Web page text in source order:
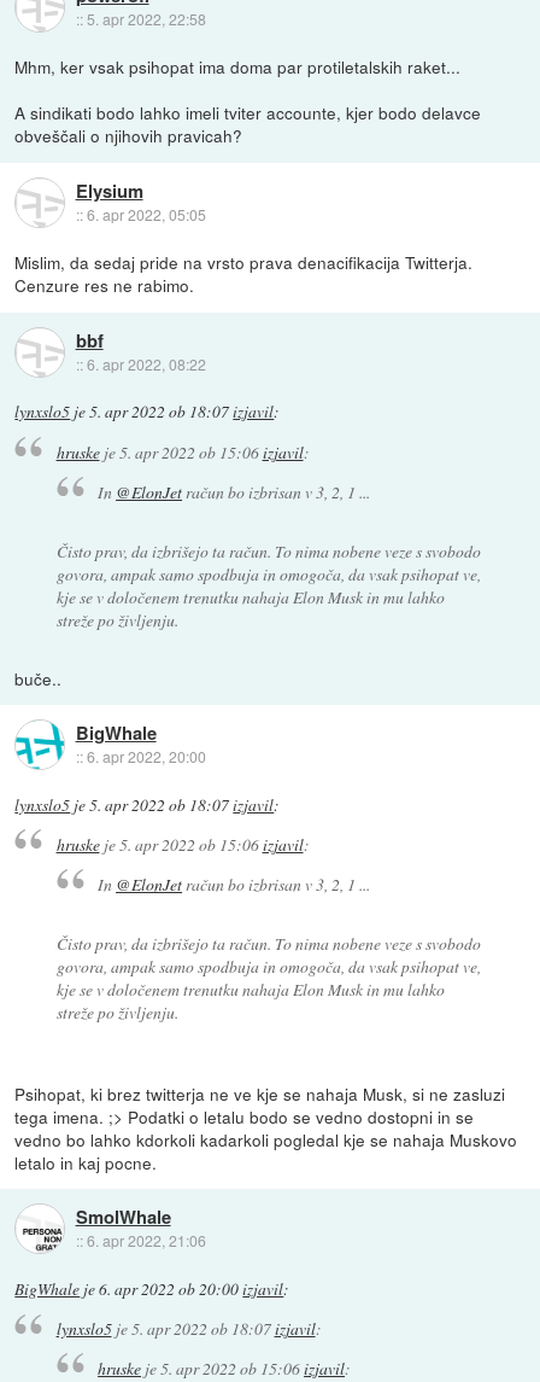
:: 5. apr 2022, 22:58
Mhm, ker vsak psihopat ima doma par protiletalskih raket...
A sindikati bodo lahko imeli tviter accounte, kjer bodo delavce
obveščali o njihovih pravicah?
Elysium
::6. apr 2022, 05:05
Mislim, da sedaj pride na vrsto prava denacifikacija Twitterja.
Cenzure res ne rabimo.
bbf
::6. apr 2022, 08:22
lynxslo5 je5. apr 2022 ob 18:07izjavil:
hruskeje5. apr 2022 ob 15:06izjavil:
In @ElonJet račun bo izbrisan v 3, 2, 1 ...
Čisto prav, da izbrišejo ta račun. To nima nobene veze s svobodo
govora, ampak samo spodbuja in omogoča, da vsak psihopat ve,
kje se v določenem trenutku nahaja Elon Musk in mu lahko
streže po življenju.
buče..
BigWhale
::6. apr 2022, 20:00
lynxslo5 je5. apr 2022 ob 18:07izjavil:
hruskeje5. apr 2022 ob 15:06izjavil:
In @ElonJetračun bo izbrisan v 3, 2, 1 ...
Čisto prav, da izbrišejo ta račun. To nima nobene veze s svobodo
govora, ampak samo spodbuja in omogoča, da vsak psihopat ve,
kje se v določenem trenutku nahaja Elon Musk in mu lahko
streže po življenju.
Psihopat, ki brez twitterja ne ve kje se nahaja Musk, si ne zasluzi
tega imena. ;> Podatki o letalu bodo se vedno dostopni in se
vedno bo lahko kdorkoli kadarkoli pogledal kje se nahaja Muskovo
letalo in kaj pocne.
SmolWhale
::6. apr 2022, 21:06
BigWhale je6. apr 2022 ob 20:00izjavil:
lynxslo5je5. apr 2022 ob 18:07izjavil:
hruske je5. apr 2022 ob 15:06izjavil: